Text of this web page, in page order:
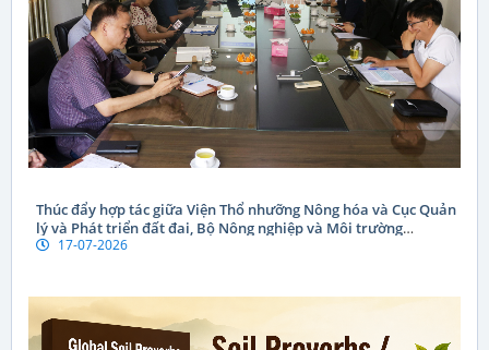
Thúc đẩy hợp tác giữa Viện Thổ nhưỡng Nông hóa và Cục Quản
lý và Phát triển đất đai, Bộ Nông nghiệp và Môi trường
CHDCND Lào
17-07-2026